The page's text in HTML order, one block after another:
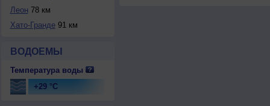
Леон 78 км
Хато-Гранде91 км
ВОДОЕМЫ
Температура воды
+29 °C